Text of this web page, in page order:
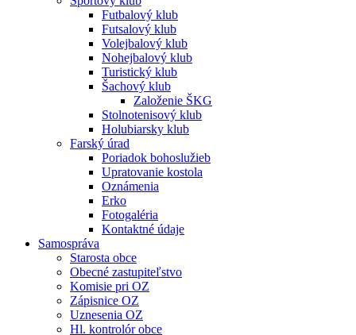
Futbalový klub
Futsalový klub
Volejbalový klub
Nohejbalový klub
Turistický klub
Šachový klub
Založenie ŠKG
Stolnotenisový klub
Holubiarsky klub
Farský úrad
Poriadok bohoslužieb
Upratovanie kostola
Oznámenia
Erko
Fotogaléria
Kontaktné údaje
Samospráva
Starosta obce
Obecné zastupiteľstvo
Komisie pri OZ
Zápisnice OZ
Uznesenia OZ
Hl. kontrolór obce